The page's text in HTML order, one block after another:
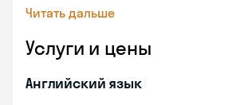
Читать дальше
Услуги и цены
Английский язык